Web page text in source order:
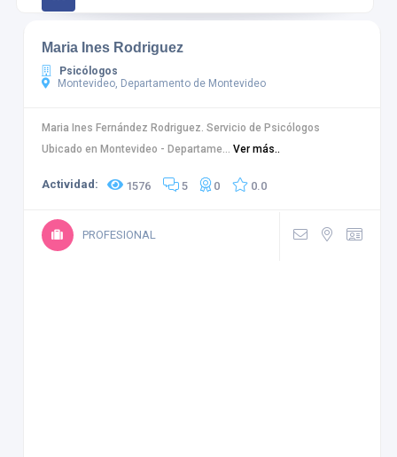
Maria Ines Rodriguez
Psicólogos
Montevideo, Departamento de Montevideo
Maria Ines Fernández Rodriguez. Servicio de Psicólogos
Ubicado en Montevideo - Departame... Ver más..
Actividad: 1576 5 0 0.0
PROFESIONAL